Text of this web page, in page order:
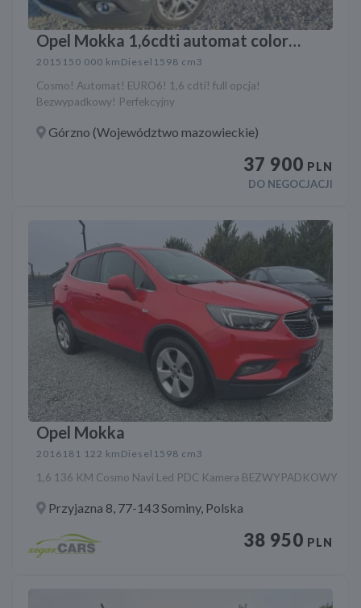
Opel Mokka 1,6cdti automat color
innowation
2015 150 000 km Diesel 1598 cm3
Cosmo! Automat! EURO6! 1,6 cdti! full opcja!
Bezwypadkowy! Perfekcyjny
Górzno (Województwo mazowieckie)
37 900 PLN
DO NEGOCJACJI
Opel Mokka
2016 181 122 km Diesel 1598 cm3
1,6 136 KM Cosmo Navi Led PDC Kamera BEZWYPADKOWY
Przyjazna 8, 77-143 Sominy, Polska
38 950 PLN